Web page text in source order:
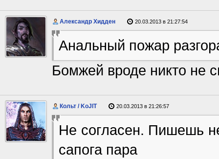
Александр Хидден 20.03.2013 в 21:27:54
Анальный пожар
Бомжей вроде никто не
Кольт / KoJIT 20.03.2013 в 21:26:57
Не согласен. Пишешь
сапога пара